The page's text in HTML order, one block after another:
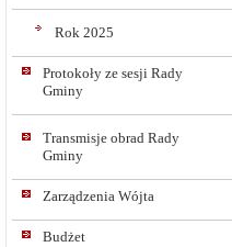
Rok 2025
Protokoły ze sesji Rady
Gminy
Transmisje obrad Rady
Gminy
Zarządzenia Wójta
Budżet